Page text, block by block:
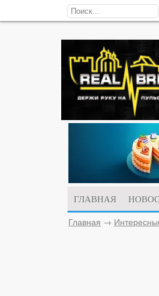
ГЛАВНАЯ
Главная →